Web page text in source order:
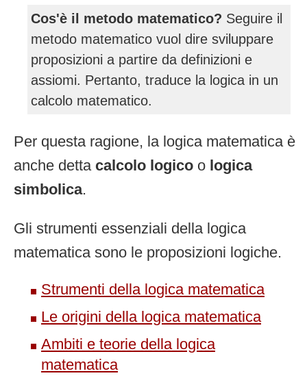
Cos'è il metodo matematico? Seguire il
metodo matematico vuol dire sviluppare
proposizioni a partire da definizioni e
assiomi. Pertanto, traduce la logica in un
calcolo matematico.
Per questa ragione, la logica matematica è
anche detta calcolo logico o logica
simbolica.
Gli strumenti essenziali della logica
matematica sono le proposizioni logiche.
Strumenti della logica matematica
Le origini della logica matematica
Ambiti e teorie della logica
matematica